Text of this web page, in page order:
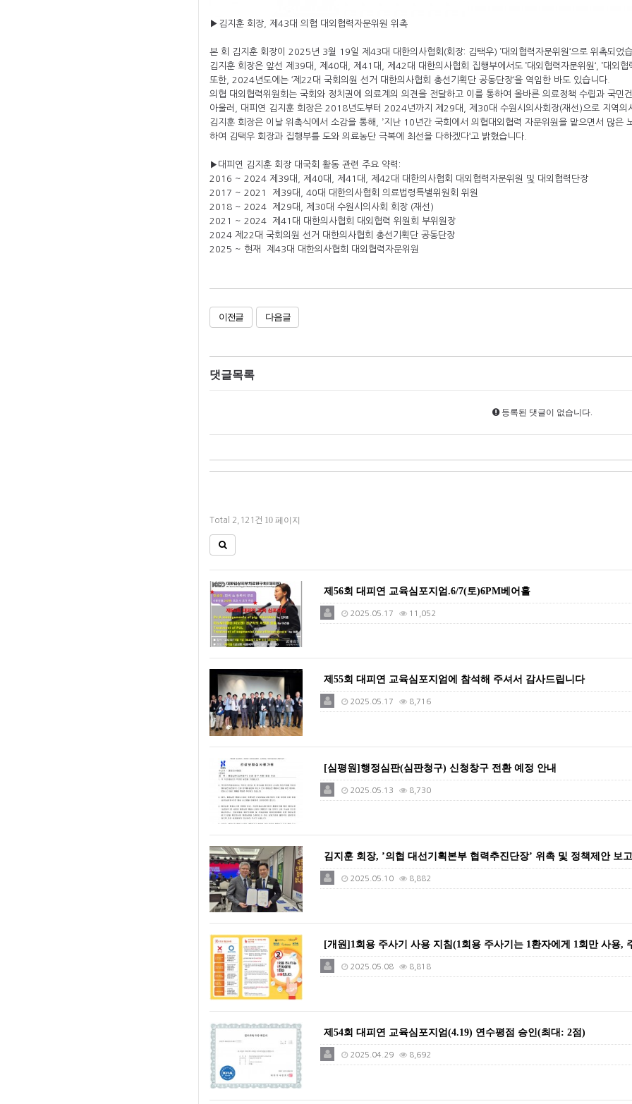
▶ 김지훈 회장, 제43대 의협 대외협력자문위원 위촉
본 회 김지훈 회장이 2025년 3월 19일 제43대 대한의사협회(회장: 김택우) ’대외협력자문위원‘으로 위촉되었
김지훈 회장은 앞선 제39대, 제40대, 제41대, 제42대 대한의사협회 집행부에서도 ’대외협력자문위원‘, ’대외
또한, 2024년도에는 ‘제22대 국회의원 선거 대한의사협회 총선기획단 공동단장‘을 역임한 바도 있습니다.
의협 대외협력위원회는 국회와 정치권에 의료계의 의견을 전달하고 이를 통하여 올바른 의료정책 수립과 국민
아울러, 대피연 김지훈 회장은 2018년도부터 2024년까지 제29대, 제30대 수원시의사회장(재선)으로 지역
김지훈 회장은 이날 위촉식에서 소감을 통해, ’지난 10년간 국회에서 의협대외협력 자문위원을 맡으면서 많은
하여 김택우 회장과 집행부를 도와 의료농단 극복에 최선을 다하겠다‘고 밝혔습니다.
▶대피연 김지훈 회장 대국회 활동 관련 주요 약력:
2016 ~ 2024 제39대, 제40대, 제41대, 제42대 대한의사협회 대외협력자문위원 및 대외협력단장
2017 ~ 2021 제39대, 40대 대한의사협회 의료법령특별위원회 위원
2018 ~ 2024 제29대, 제30대 수원시의사회 회장 (재선)
2021 ~ 2024 제41대 대한의사협회 대외협력 위원회 부위원장
2024 제22대 국회의원 선거 대한의사협회 총선기획단 공동단장
2025 ~ 현재 제43대 대한의사협회 대외협력자문위원
이전글 다음글
댓글목록
등록된 댓글이 없습니다.
Total 2,121건 10 페이지
제56회 대피연 교육심포지엄.6/7(토)6PM베어홀
2025.05.17 11,052
제55회 대피연 교육심포지엄에 참석해 주셔서 감사드립니다
2025.05.17 8,716
[심평원]행정심판(심판청구) 신청창구 전환 예정 안내
2025.05.13 8,730
김지훈 회장, ’의협 대선기획본부 협력추진단장’ 위촉 및 정책제안 보
2025.05.10 8,882
[개원]1회용 주사기 사용 지침(1회용 주사기는 1환자에게 1회만 사용
2025.05.08 8,818
제54회 대피연 교육심포지엄(4.19) 연수평점 승인(최대: 2점)
2025.04.29 8,692